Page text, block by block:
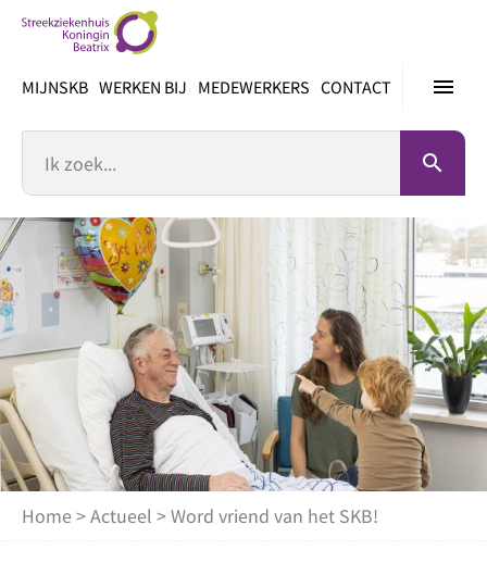
inhoud
menu
MIJNSKB WERKEN BIJ MEDEWERKERS CONTACT
search
Home >Actueel > Word vriend van het SKB!